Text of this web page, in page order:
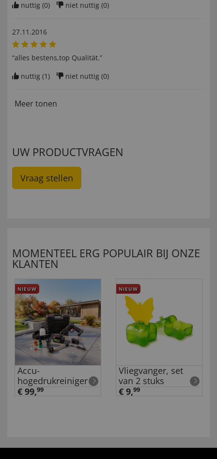
nuttig (0) niet nuttig (0)
27.11.2016
“alles bestens,top Qualität.”
nuttig (1) niet nuttig (0)
Meer tonen
UW PRODUCTVRAGEN
Vraag stellen
MOMENTEEL ERG POPULAIR BIJ ONZE
KLANTEN
NIEUW
Accu-
hogedrukreiniger
€ 99,99
NIEUW
Vliegvanger, set
van 2 stuks
€ 9,99